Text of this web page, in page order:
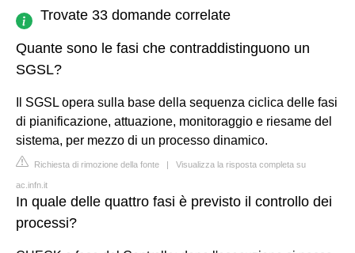
Trovate 33 domande correlate
Quante sono le fasi che contraddistinguono un
SGSL?
Il SGSL opera sulla base della sequenza ciclica delle fasi
di pianificazione, attuazione, monitoraggio e riesame del
sistema, per mezzo di un processo dinamico.
Richiesta di rimozione della fonte | Visualizza la risposta completa su
ac.infn.it
In quale delle quattro fasi è previsto il controllo dei
processi?